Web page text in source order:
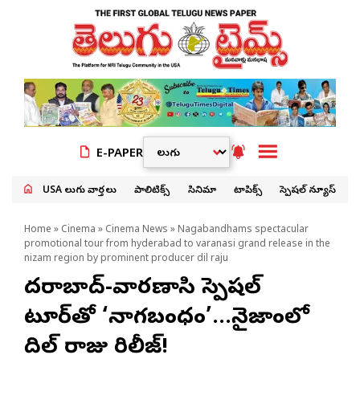
E-PAPER
USA తెలుగు వార్తలు పాలిటిక్స్ సినిమా టాపిక్స్ స్పెషల్ న్యూస్
Home » Cinema » Cinema News » Nagabandhams spectacular
promotional tour from hyderabad to varanasi grand release in the
nizam region by prominent producer dil raju
హైదరాబాద్-వారణాసి స్పెషల్
టూర్‌తో ‘నాగబంధం’…నైజాంలో
దిల్ రాజు రిలీజ్!